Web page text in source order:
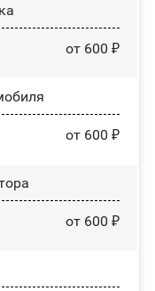
от 600 ₽
от 600 ₽
от 600 ₽